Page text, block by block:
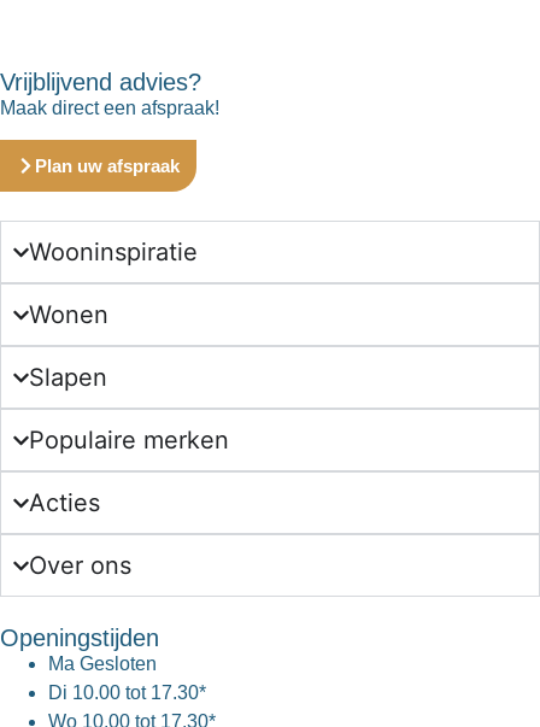
Vrijblijvend advies?
Maak direct een afspraak!
Plan uw afspraak
Wooninspiratie
Wonen
Slapen
Populaire merken
Acties
Over ons
Openingstijden
Ma Gesloten
Di 10.00 tot 17.30*
Wo 10.00 tot 17.30*